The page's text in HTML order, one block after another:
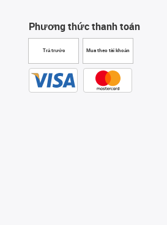
Phương thức thanh toán
Trả trước Mua theo tài khoản